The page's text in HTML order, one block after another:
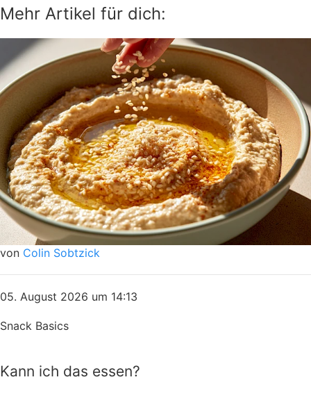
Mehr Artikel für dich:
von Colin Sobtzick
05. August 2026 um 14:13
Snack Basics
Kann ich das essen?